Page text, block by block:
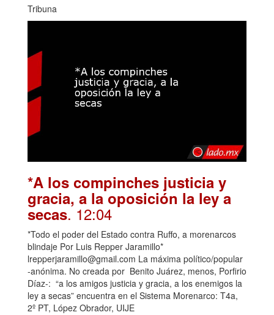
Tribuna
*A los compinches justicia y
gracia, a la oposición la ley a
secas. 12:04
*Todo el poder del Estado contra Ruffo, a morenarcos
blindaje Por Luis Repper Jaramillo*
lrepperjaramillo@gmail.com La máxima político/popular
-anónima. No creada por Benito Juárez, menos, Porfirio
Díaz-: “a los amigos justicia y gracia, a los enemigos la
ley a secas” encuentra en el Sistema Morenarco: T4a,
2º PT, López Obrador, UIJE